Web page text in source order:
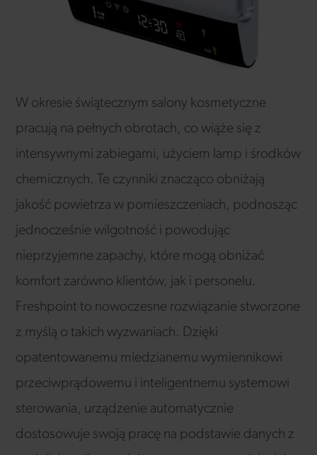
W okresie świątecznym salony kosmetyczne
pracują na pełnych obrotach, co wiąże się z
intensywnymi zabiegami, użyciem lamp i środków
chemicznych. Te czynniki znacząco obniżają
jakość powietrza w pomieszczeniach, podnosząc
jednocześnie wilgotność i powodując
nieprzyjemne zapachy, które mogą obniżać
komfort zarówno klientów, jak i personelu.
Freshpoint to nowoczesne rozwiązanie stworzone
z myślą o takich wyzwaniach. Dzięki
opatentowanemu miedzianemu wymiennikowi
przeciwprądowemu i inteligentnemu systemowi
sterowania, urządzenie automatycznie
dostosowuje swoją pracę na podstawie danych z